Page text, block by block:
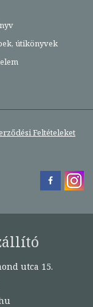
útikönyvek
Feltételeket
utca 15.